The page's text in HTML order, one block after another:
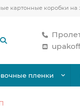
картонные коробки на
пленки